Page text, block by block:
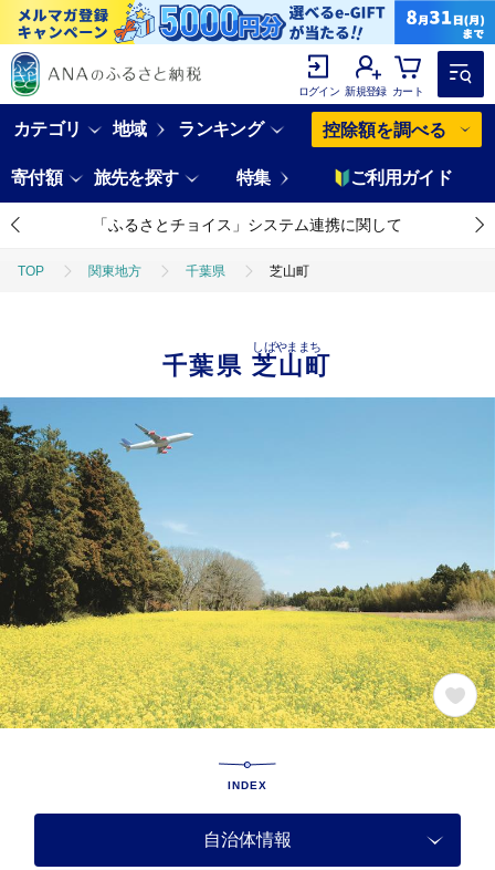
ログイン 新規登録 カート
カテゴリ 地域 ランキング 控除額を調べる
寄付額 旅先を探す 特集 ご利用ガイド
「ふるさとチョイス」システム連携に関して
TOP 関東地方 千葉県 芝山町
千葉県芝山町
しばやままち
INDEX
自治体情報